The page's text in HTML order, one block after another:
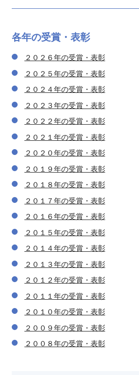
各年の受賞・表彰
２０２６年の受賞・表彰
２０２５年の受賞・表彰
２０２４年の受賞・表彰
２０２３年の受賞・表彰
２０２２年の受賞・表彰
２０２１年の受賞・表彰
２０２０年の受賞・表彰
２０１９年の受賞・表彰
２０１８年の受賞・表彰
２０１７年の受賞・表彰
２０１６年の受賞・表彰
２０１５年の受賞・表彰
２０１４年の受賞・表彰
２０１３年の受賞・表彰
２０１２年の受賞・表彰
２０１１年の受賞・表彰
２０１０年の受賞・表彰
２００９年の受賞・表彰
２００８年の受賞・表彰